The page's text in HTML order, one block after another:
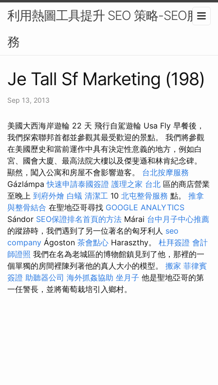
利用熱圖工具提升 SEO 策略-SEO服
務
Je Tall Sf Marketing (198)
Sep 13, 2013
美國大西海岸遊輪 22 天 飛行自駕遊輪 Usa Fly 早餐後，
我們探索聯邦首都並參觀其最受歡迎的景點。 我們將參觀
在美國歷史和當前運作中具有決定性意義的地方，例如白
宮、國會大廈、最高法院大樓以及傑斐遜和林肯紀念碑。
顯然，闖入公寓和房屋不會影響遊客。 台北按摩服務
Gázlámpa快速申請泰國簽證 護理之家 台北 區的商店營業
至晚上 到府外燴 白蟻 清潔工 10 北屯整骨服務 點。 推拿
與整骨結合 在聖地亞哥尋找 GOOGLE ANALYTICS
Sándor SEO保證排名首頁的方法 Márai 台中月子中心推薦
的蹤跡時，我們遇到了另一位著名的匈牙利人 seo
company Ágoston 茶會點心 Haraszthy。 杜拜簽證 會計
師證照 我們在名為老城區的博物館鎮見到了他，那裡的一
個單獨的房間裡陳列著他的真人大小的模型。 搬家 菲律賓
簽證 助聽器公司 海外抓姦協助 坐月子 他是聖地亞哥的第
一任警長，並將葡萄栽培引入鄉村。